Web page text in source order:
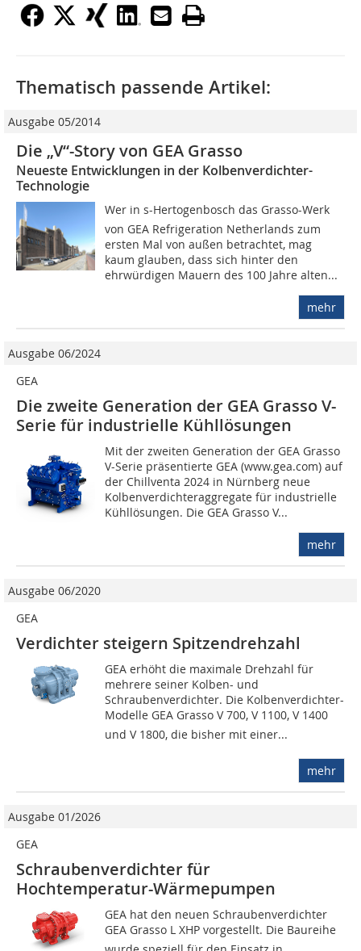
Thematisch passende Artikel:
Ausgabe 05/2014
Die „V“-Story von GEA Grasso
Neueste Entwicklungen in der Kolbenverdichter-
Technologie
Wer in s-Hertogenbosch das Grasso-Werk
von GEA Refrigeration Netherlands zum
ersten Mal von außen betrachtet, mag
kaum glauben, dass sich hinter den
ehrwürdigen Mauern des 100 Jahre alten...
mehr
Ausgabe 06/2024
GEA
Die zweite Generation der GEA Grasso V-
Serie für industrielle Kühllösungen
Mit der zweiten Generation der GEA Grasso
V-Serie präsentierte GEA (www.gea.com) auf
der Chillventa 2024 in Nürnberg neue
Kolbenverdichteraggregate für industrielle
Kühllösungen. Die GEA Grasso V...
mehr
Ausgabe 06/2020
GEA
Verdichter steigern Spitzendrehzahl
GEA erhöht die maximale Drehzahl für
mehrere seiner Kolben- und
Schraubenverdichter. Die Kolbenverdichter-
Modelle GEA Grasso V 700, V 1100, V 1400
und V 1800, die bisher mit einer...
mehr
Ausgabe 01/2026
GEA
Schraubenverdichter für
Hochtemperatur-Wärmepumpen
GEA hat den neuen Schraubenverdichter
GEA Grasso L XHP vorgestellt. Die Baureihe